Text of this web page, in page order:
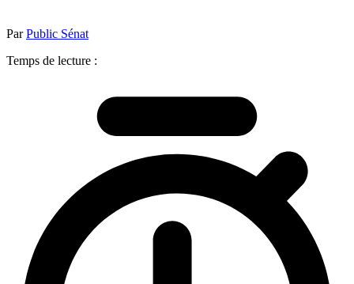
ParPublic Sénat
Temps de lecture :